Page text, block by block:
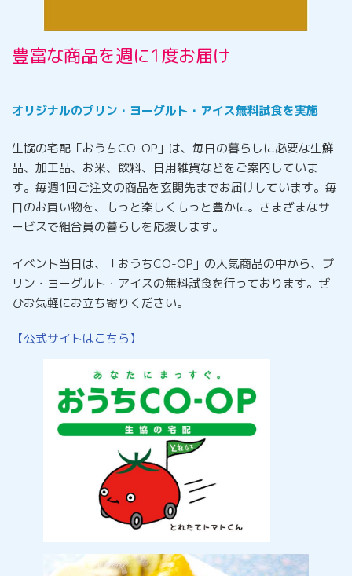
豊富な商品を週に1度お届け
オリジナルのプリン・ヨーグルト・アイス無料試食を実施
生協の宅配「おうちCO-OP」は、毎日の暮らしに必要な生鮮
品、加工品、お米、飲料、日用雑貨などをご案内していま
す。毎週1回ご注文の商品を玄関先までお届けしています。毎
日のお買い物を、もっと楽しくもっと豊かに。さまざまなサ
ービスで組合員の暮らしを応援します。
イベント当日は、「おうちCO-OP」の人気商品の中から、プ
リン・ヨーグルト・アイスの無料試食を行っております。ぜ
ひお気軽にお立ち寄りください。
【公式サイトはこちら】